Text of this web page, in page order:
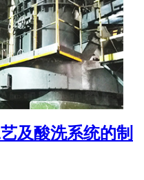
及酸洗系统的制